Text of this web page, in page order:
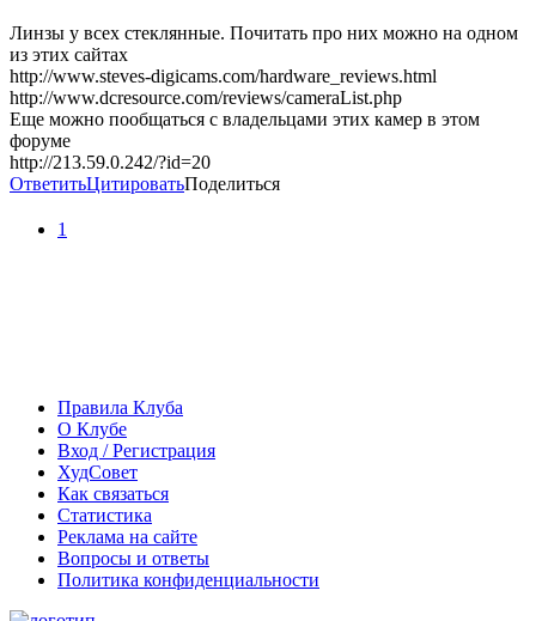
Линзы у всех стеклянные. Почитать про них можно на одном
из этих сайтах
http://www.steves-digicams.com/hardware_reviews.html
http://www.dcresource.com/reviews/cameraList.php
Еще можно пообщаться с владельцами этих камер в этом
форуме
http://213.59.0.242/?id=20
ОтветитьЦитироватьПоделиться
1
Правила Клуба
О Клубе
Вход / Регистрация
ХудСовет
Как связаться
Статистика
Реклама на сайте
Вопросы и ответы
Политика конфиденциальности